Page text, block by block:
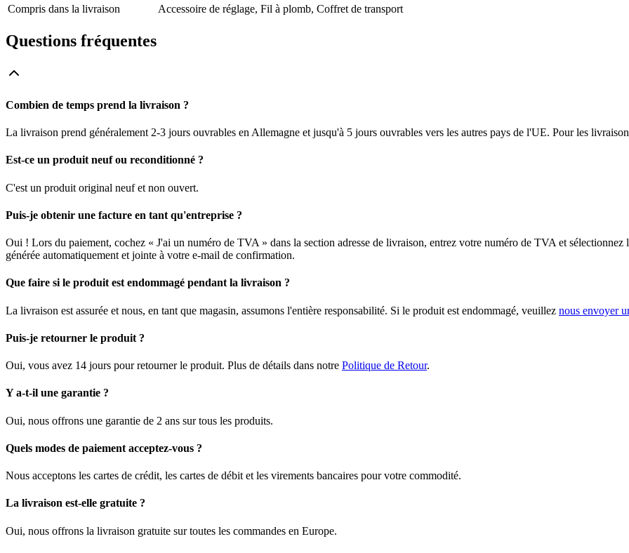
Compris dans la livraison
Accessoire de réglage, Fil à plomb, Coffret de transport
Questions fréquentes
Combien de temps prend la livraison ?
La livraison prend généralement 2-3 jours ouvrables en Allemagne et jusqu'à 5 jours ouvrables vers les autres pays de l'UE. Pour les
Est-ce un produit neuf ou reconditionné ?
C'est un produit original neuf et non ouvert.
Puis-je obtenir une facture en tant qu'entreprise ?
Oui ! Lors du paiement, cochez « J'ai un numéro de TVA » dans la section adresse de livraison, entrez votre numéro de TVA et
générée automatiquement et jointe à votre e-mail de confirmation.
Que faire si le produit est endommagé pendant la livraison ?
La livraison est assurée et nous, en tant que magasin, assumons l'entière responsabilité. Si le produit est endommagé, veuillez nous envoyer
Puis-je retourner le produit ?
Oui, vous avez 14 jours pour retourner le produit. Plus de détails dans notre Politique de Retour.
Y a-t-il une garantie ?
Oui, nous offrons une garantie de 2 ans sur tous les produits.
Quels modes de paiement acceptez-vous ?
Nous acceptons les cartes de crédit, les cartes de débit et les virements bancaires pour votre commodité.
La livraison est-elle gratuite ?
Oui, nous offrons la livraison gratuite sur toutes les commandes en Europe.